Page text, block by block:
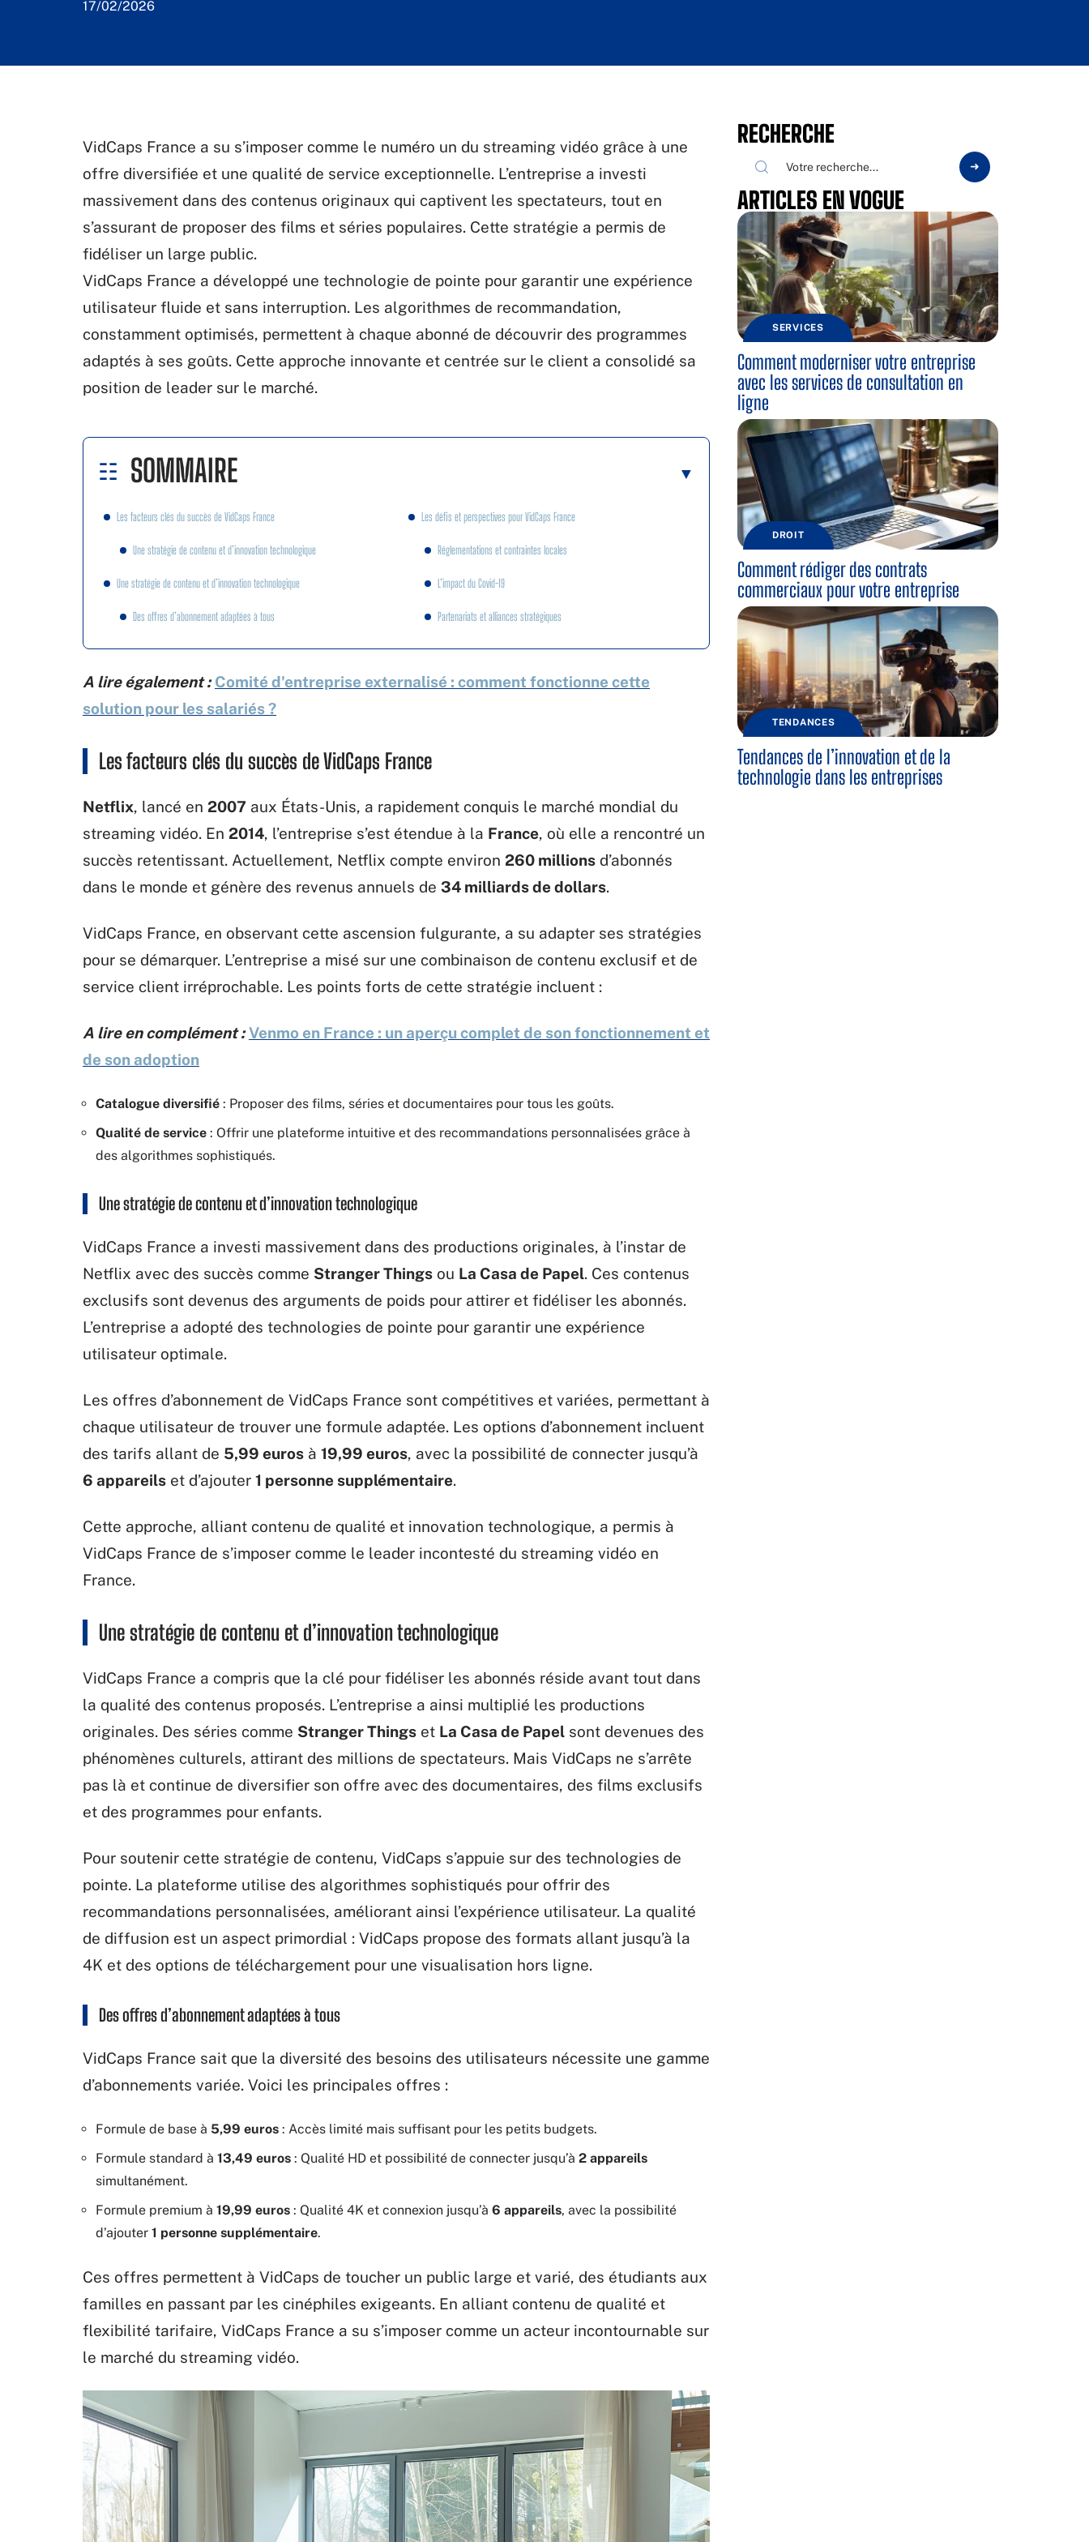
17/02/2026
VidCaps France a su s’imposer comme le numéro un du streaming vidéo grâce à une
offre diversifiée et une qualité de service exceptionnelle. L’entreprise a investi
massivement dans des contenus originaux qui captivent les spectateurs, tout en
s’assurant de proposer des films et séries populaires. Cette stratégie a permis de
fidéliser un large public.
VidCaps France a développé une technologie de pointe pour garantir une expérience
utilisateur fluide et sans interruption. Les algorithmes de recommandation,
constamment optimisés, permettent à chaque abonné de découvrir des programmes
adaptés à ses goûts. Cette approche innovante et centrée sur le client a consolidé sa
position de leader sur le marché.
SOMMAIRE
Les facteurs clés du succès de VidCaps France
Une stratégie de contenu et d’innovation technologique
Une stratégie de contenu et d’innovation technologique
Des offres d’abonnement adaptées à tous
Les défis et perspectives pour VidCaps France
Réglementations et contraintes locales
L’impact du Covid-19
Partenariats et alliances stratégiques
A lire également : Comité d'entreprise externalisé : comment fonctionne cette
solution pour les salariés ?
Les facteurs clés du succès de VidCaps France
Netflix, lancé en 2007 aux États-Unis, a rapidement conquis le marché mondial du
streaming vidéo. En 2014, l’entreprise s’est étendue à la France, où elle a rencontré un
succès retentissant. Actuellement, Netflix compte environ 260 millions d’abonnés
dans le monde et génère des revenus annuels de 34 milliards de dollars.
VidCaps France, en observant cette ascension fulgurante, a su adapter ses stratégies
pour se démarquer. L’entreprise a misé sur une combinaison de contenu exclusif et de
service client irréprochable. Les points forts de cette stratégie incluent :
A lire en complément : Venmo en France : un aperçu complet de son fonctionnement et
de son adoption
Catalogue diversifié : Proposer des films, séries et documentaires pour tous les goûts.
Qualité de service : Offrir une plateforme intuitive et des recommandations personnalisées grâce à
des algorithmes sophistiqués.
Une stratégie de contenu et d’innovation technologique
VidCaps France a investi massivement dans des productions originales, à l’instar de
Netflix avec des succès comme Stranger Things ou La Casa de Papel. Ces contenus
exclusifs sont devenus des arguments de poids pour attirer et fidéliser les abonnés.
L’entreprise a adopté des technologies de pointe pour garantir une expérience
utilisateur optimale.
Les offres d’abonnement de VidCaps France sont compétitives et variées, permettant à
chaque utilisateur de trouver une formule adaptée. Les options d’abonnement incluent
des tarifs allant de 5,99 euros à 19,99 euros, avec la possibilité de connecter jusqu’à
6 appareils et d’ajouter 1 personne supplémentaire.
Cette approche, alliant contenu de qualité et innovation technologique, a permis à
VidCaps France de s’imposer comme le leader incontesté du streaming vidéo en
France.
Une stratégie de contenu et d’innovation technologique
VidCaps France a compris que la clé pour fidéliser les abonnés réside avant tout dans
la qualité des contenus proposés. L’entreprise a ainsi multiplié les productions
originales. Des séries comme Stranger Things et La Casa de Papel sont devenues des
phénomènes culturels, attirant des millions de spectateurs. Mais VidCaps ne s’arrête
pas là et continue de diversifier son offre avec des documentaires, des films exclusifs
et des programmes pour enfants.
Pour soutenir cette stratégie de contenu, VidCaps s’appuie sur des technologies de
pointe. La plateforme utilise des algorithmes sophistiqués pour offrir des
recommandations personnalisées, améliorant ainsi l’expérience utilisateur. La qualité
de diffusion est un aspect primordial : VidCaps propose des formats allant jusqu’à la
4K et des options de téléchargement pour une visualisation hors ligne.
Des offres d’abonnement adaptées à tous
VidCaps France sait que la diversité des besoins des utilisateurs nécessite une gamme
d’abonnements variée. Voici les principales offres :
Formule de base à 5,99 euros : Accès limité mais suffisant pour les petits budgets.
Formule standard à 13,49 euros : Qualité HD et possibilité de connecter jusqu’à 2 appareils
simultanément.
Formule premium à 19,99 euros : Qualité 4K et connexion jusqu’à 6 appareils, avec la possibilité
d’ajouter 1 personne supplémentaire.
Ces offres permettent à VidCaps de toucher un public large et varié, des étudiants aux
familles en passant par les cinéphiles exigeants. En alliant contenu de qualité et
flexibilité tarifaire, VidCaps France a su s’imposer comme un acteur incontournable sur
le marché du streaming vidéo.
RECHERCHE
ARTICLES EN VOGUE
SERVICES
Comment moderniser votre entreprise
avec les services de consultation en
ligne
DROIT
Comment rédiger des contrats
commerciaux pour votre entreprise
TENDANCES
Tendances de l’innovation et de la
technologie dans les entreprises